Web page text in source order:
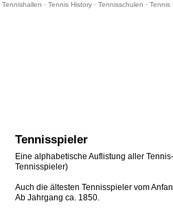
Tennishallen · Tennis History· Tennisschulen · Tennis
Tennisspieler
Eine alphabetische Auflistung aller
Tennisspieler)
Auch die ältesten Tennisspieler vom
Ab Jahrgang ca. 1850.